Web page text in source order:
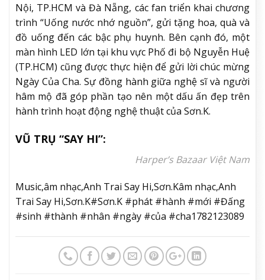
Nội, TP.HCM và Đà Nẵng, các fan triển khai chương
trình “Uống nước nhớ nguồn”, gửi tặng hoa, quà và
đồ uống đến các bậc phụ huynh. Bên cạnh đó, một
màn hình LED lớn tại khu vực Phố đi bộ Nguyễn Huệ
(TP.HCM) cũng được thực hiện để gửi lời chúc mừng
Ngày Của Cha. Sự đồng hành giữa nghệ sĩ và người
hâm mộ đã góp phần tạo nên một dấu ấn đẹp trên
hành trình hoạt động nghệ thuật của Sơn.K.
VŨ TRỤ “SAY HI”:
Harper’s Bazaar Việt Nam
Music,âm nhạc,Anh Trai Say Hi,Sơn.Kâm nhạc,Anh
Trai Say Hi,Sơn.K#Sơn.K #phát #hành #mới #Đấng
#sinh #thành #nhân #ngày #của #cha1782123089